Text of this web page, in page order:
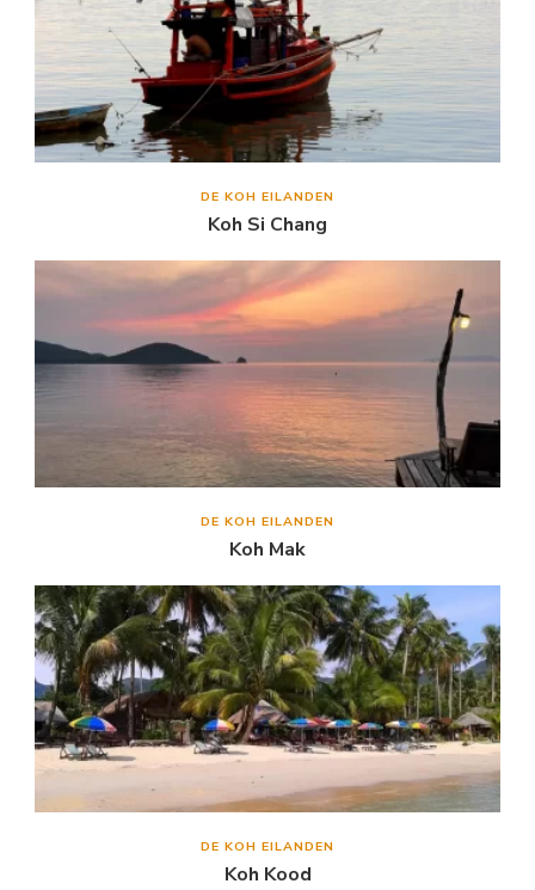
DE KOH EILANDEN
Koh Si Chang
DE KOH EILANDEN
Koh Mak
DE KOH EILANDEN
Koh Kood